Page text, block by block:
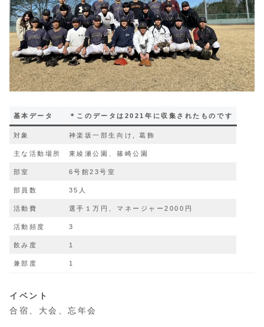
基本データ ＊このデータは2021年に収集されたものです
対象 神楽坂一部生向け, 葛飾
主な活動場所 東綾瀬公園、篠崎公園
部室 6号館23号室
部員数 35人
活動費 選手１万円、マネージャー2000円
活動頻度 3
飲み度 1
兼部度 1
イベント
合宿、大会、忘年会